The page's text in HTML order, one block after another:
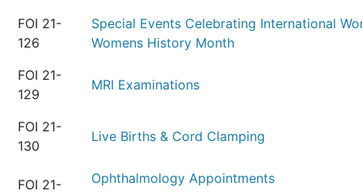
FOI 21-
126
Special Events Celebrating International
Womens History Month
FOI 21-
129
MRI Examinations
FOI 21-
130
Live Births & Cord Clamping
FOI 21-
Ophthalmology Appointments